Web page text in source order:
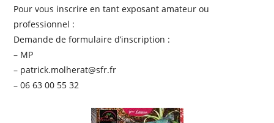
Pour vous inscrire en tant exposant amateur ou
professionnel :
Demande de formulaire d’inscription :
– MP
– patrick.molherat@sfr.fr
– 06 63 00 55 32